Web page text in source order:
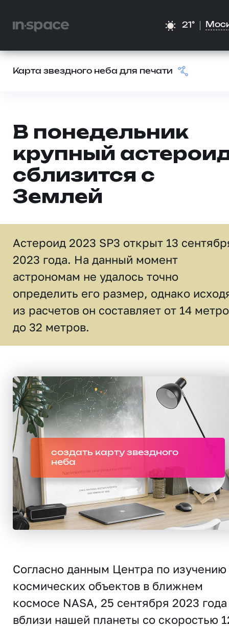
21°
Карта звездного неба для печати
В понедельник
крупный
сблизится с
Землей
Астероид 2023 SP3 открыт 13
2023 года. На данный момент
астрономам не удалось точно
определить его размер, однако
из расчетов он составляет от 14
до 32 метров.
создать карту звездного
неба
Согласно данным Центра по изучению
космических объектов в ближнем
космосе NASA, 25 сентября 2023 года
вблизи нашей планеты со скоростью